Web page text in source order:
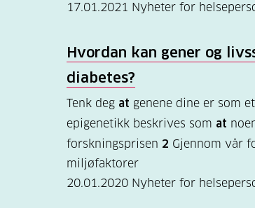
17.01.2021 Nyheter for
Hvordan kan gener og
diabetes?
Tenk deg at genene dine er som
epigenetikk beskrives som at
forskningsprisen 2 Gjennom vår
miljøfaktorer
20.01.2020 Nyheter for